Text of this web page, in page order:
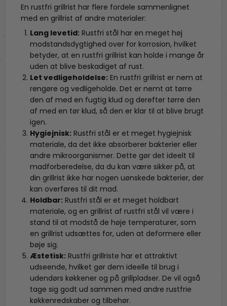
En rustfri grillrist har flere fordele sammenlignet
med en grillrist af andre materialer:
Lang levetid:Rustfri stål har en meget høj
modstandsdygtighed over for korrosion, hvilket
betyder, at en rustfri grillrist kan holde i mange år
uden at blive beskadiget af rust.
Let vedligeholdelse:En rustfri grillrist er nem at
rengøre og vedligeholde. Det er nemt at tørre
den af med en fugtig klud og derefter tørre den
af med en tør klud, så den er klar til at blive brugt
igen.
Hygiejnisk:Rustfri stål er et meget hygiejnisk
materiale, da det ikke absorberer bakterier eller
andre mikroorganismer. Dette gør det ideelt til
madforberedelse, da du kan være sikker på, at
din grillrist ikke har nogen uønskede bakterier, der
kan overføres til dit mad.
Holdbar:Rustfri stål er et meget holdbart
materiale, og en grillrist af rustfri stål vil være i
stand til at modstå de høje temperaturer, som
en grillrist udsættes for, uden at deformere eller
bøje sig.
Æstetisk:Rustfri grillriste har et attraktivt
udseende, hvilket gør dem ideelle til brug i
udendørs køkkener og på grillpladser. De vil også
tage sig godt ud sammen med andre rustfrie
køkkenredskaber og tilbehør.